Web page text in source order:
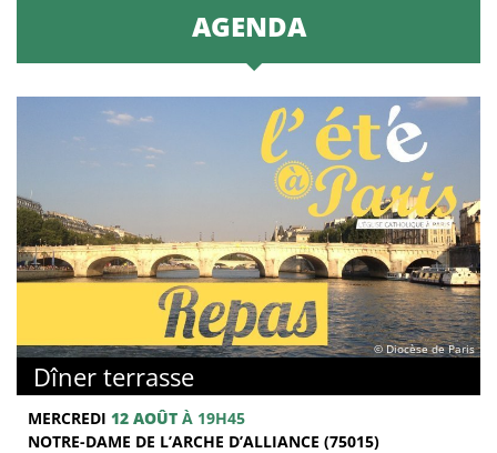
AGENDA
© Diocèse de Paris
Dîner terrasse
MERCREDI 12 AOÛT À 19H45
NOTRE-DAME DE L’ARCHE D’ALLIANCE (75015)